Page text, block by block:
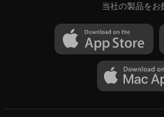
当社の製品をお